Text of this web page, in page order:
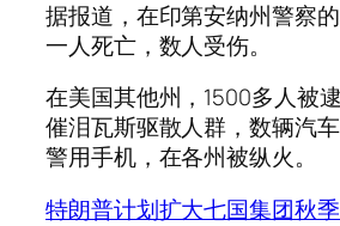
据报道，在印第安纳州警察
一人死亡，数人受伤。
在美国其他州，1500多人被
催泪瓦斯驱散人群，数辆汽
警用手机，在各州被纵火。
特朗普计划扩大七国集团秋